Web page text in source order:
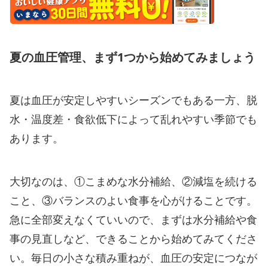
夏の血圧管理、まず1つから始めてみましょう
夏は血圧が安定しやすいシーズンでもある一方、脱
水・温度差・食欲低下によって乱れやすい季節でも
あります。
大切なのは、①こまめな水分補給、②減塩を続ける
こと、③バランスのよい食事を心がけることです。
急に全部変えなくていいので、まずは水分補給や食
事の見直しなど、できることから始めてみてくださ
い。毎日の小さな積み重ねが、血圧の安定につなが